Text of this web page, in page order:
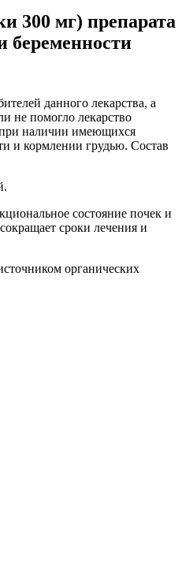
300 мг) препарата
беременности
данного лекарства, а
не помогло лекарство
при наличии имеющихся
и кормлении грудью. Состав
состояние почек и
сроки лечения и
органических